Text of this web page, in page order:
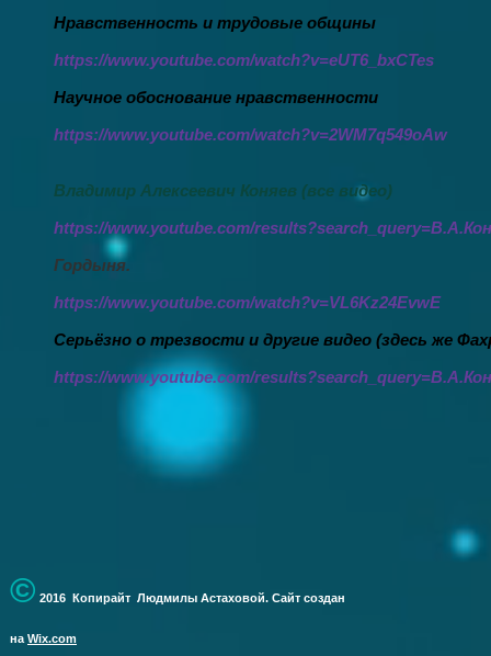
Нравственность и трудовые общины
https://www.youtube.com/watch?v=eUT6_bxCTes
Научное обоснование нравственности
https://www.youtube.com/watch?v=2WM7q549oAw
Владимир Алексеевич Коняев (все видео)
https://www.youtube.com/results?search_query=
Гордыня.
https://www.youtube.com/watch?v=VL6Kz24EvwE
Серьёзно о трезвости и другие видео (здесь же
https://www.youtube.com/results?search_query=
© 2016 Копирайт Людмилы Астаховой. Сайт создан
на Wix.com